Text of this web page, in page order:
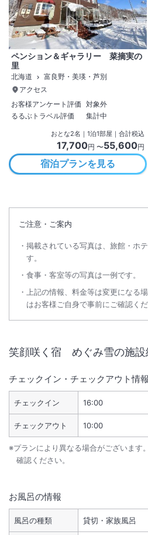
ペンション＆ギャラリー 菜摘実の
里
北海道
富良野・美瑛・芦別
アクセス
お客様アンケート評価 対象外
るるぶトラベル評価
集計中
おとな2名 ｜ 1泊1部屋｜合計税込
17,700円 〜55,600円
宿泊プランを見る
ご注意・ご案内
掲載されている写真は、旅館・ホ
す。
食事・客室等の写真は一例です。
上記の情報、料金等は変更になる
はお客様ご自身で事前にご確認くだ
笑顔咲く宿 めぐみ雪の施設
チェックイン・チェックアウト情報
チェックイン 16:00
チェックアウト 10:00
※プランにより異なる場合がございます
確認ください。
お風呂の情報
風呂の種類 貸切・家族風呂